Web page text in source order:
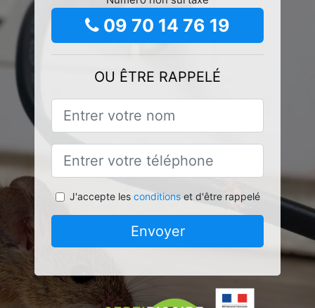
09 70 14 76 19
OU ÊTRE RAPPELÉ
J'accepte les conditionset d'être rappelé
Envoyer